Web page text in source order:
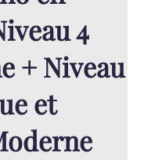
4
+ Niveau
et